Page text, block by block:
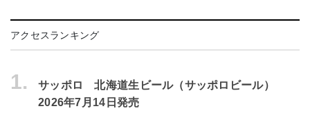
アクセスランキング
1.
サッポロ 北海道生ビール（サッポロビール）
2026年7月14日発売